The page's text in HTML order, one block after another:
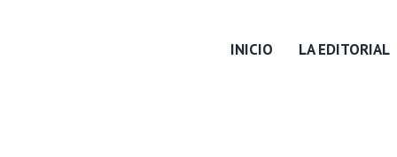
INICIO LA EDITORIAL